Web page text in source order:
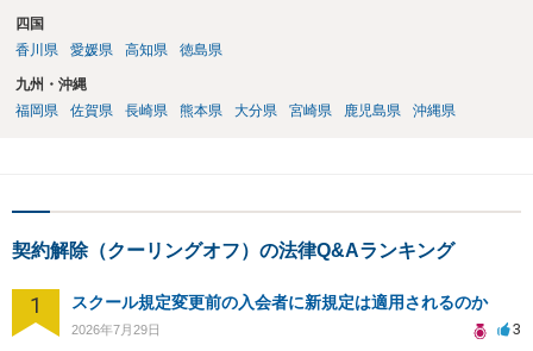
四国
香川県
愛媛県 高知県 徳島県
九州・沖縄
福岡県
佐賀県 長崎県 熊本県 大分県 宮崎県 鹿児島県 沖縄県
契約解除（クーリングオフ）の法律Q&Aランキング
1 スクール規定変更前の入会者に新規定は適用されるのか
2026年7月29日 3